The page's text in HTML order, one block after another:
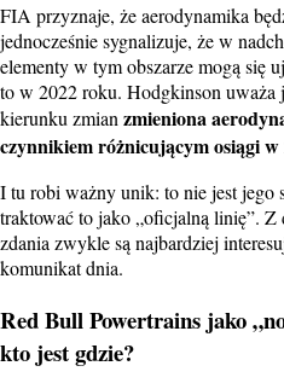
FIA przyznaje, że aerodynamika
jednocześnie sygnalizuje, że w
elementy w tym obszarze mogą się
to w 2022 roku. Hodgkinson uważa
kierunku zmian zmieniona
czynnikiem różnicującym osiągi
I tu robi ważny unik: to nie jest jego
traktować to jako „oficjalną linię”. Z
zdania zwykle są najbardziej
komunikat dnia.
Red Bull Powertrains jako
kto jest gdzie?